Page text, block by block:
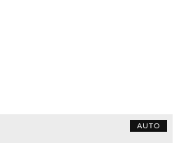
AUTO